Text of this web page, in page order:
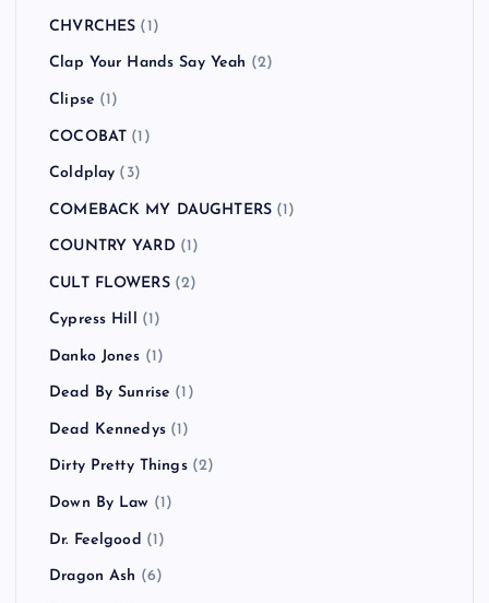
CHVRCHES (1)
Clap Your Hands Say Yeah (2)
Clipse (1)
COCOBAT (1)
Coldplay (3)
COMEBACK MY DAUGHTERS (1)
COUNTRY YARD (1)
CULT FLOWERS(2)
Cypress Hill (1)
Danko Jones (1)
Dead By Sunrise (1)
Dead Kennedys(1)
Dirty Pretty Things(2)
Down By Law (1)
Dr. Feelgood (1)
Dragon Ash (6)